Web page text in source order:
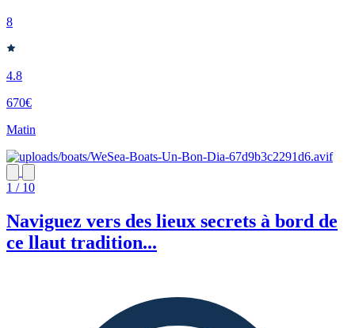
8
4.8
670€
Matin
1 / 10
Naviguez vers des lieux secrets à bord de
ce llaut tradition...